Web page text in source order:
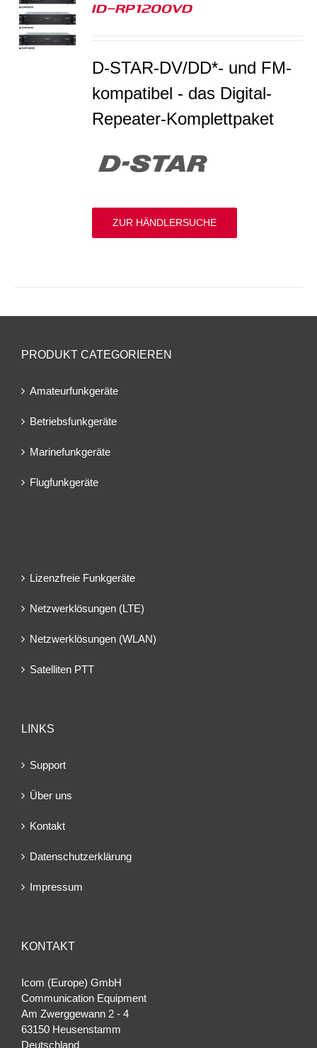
ID-RP1200VD
D-STAR-DV/DD*- und FM-
kompatibel - das Digital-
Repeater-Komplettpaket
ZUR HÄNDLERSUCHE
PRODUKT CATEGORIEREN
Amateurfunkgeräte
Betriebsfunkgeräte
Marinefunkgeräte
Flugfunkgeräte
Lizenzfreie Funkgeräte
Netzwerklösungen (LTE)
Netzwerklösungen (WLAN)
Satelliten PTT
LINKS
Support
Über uns
Kontakt
Datenschutzerklärung
Impressum
KONTAKT
Icom (Europe) GmbH
Communication Equipment
Am Zwerggewann 2 ‐ 4
63150 Heusenstamm
Deutschland